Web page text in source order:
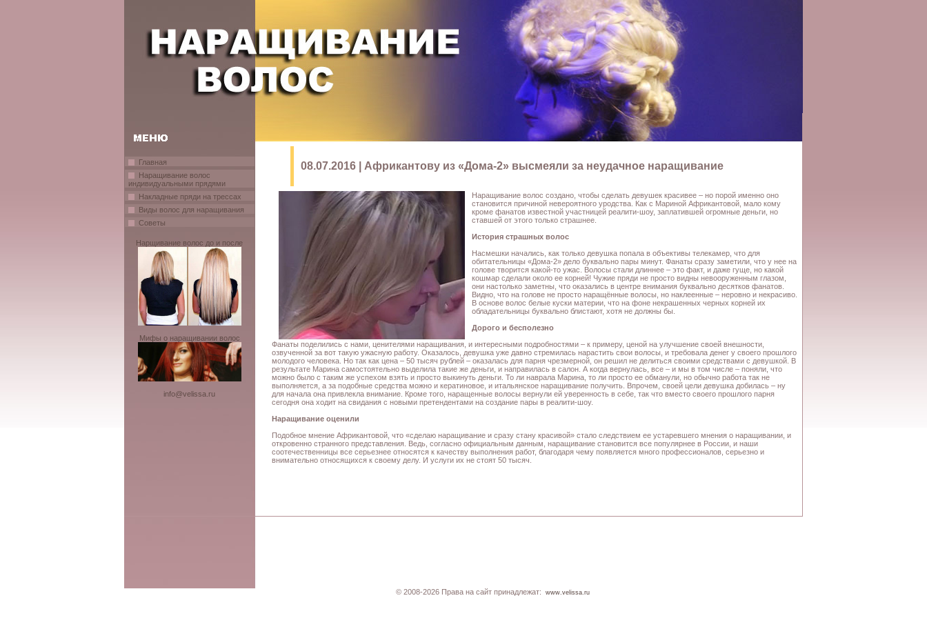
Главная
Наращивание волос
индивидуальными прядями
Накладные пряди на трессах
Виды волос для наращивания
Советы
Нарщивание волос до и после
Мифы о наращивании волос
info@velissa.ru
08.07.2016 | Африкантову из «Дома-2» высмеяли за неудачное наращивание
Наращивание волос создано, чтобы сделать девушек красивее – но порой именно оно
становится причиной невероятного уродства. Как с Мариной Африкантовой, мало кому
кроме фанатов известной участницей реалити-шоу, заплатившей огромные деньги, но
ставшей от этого только страшнее.
История страшных волос
Насмешки начались, как только девушка попала в объективы телекамер, что для
обитательницы «Дома-2» дело буквально пары минут. Фанаты сразу заметили, что у нее на
голове творится какой-то ужас. Волосы стали длиннее – это факт, и даже гуще, но какой
кошмар сделали около ее корней! Чужие пряди не просто видны невооруженным глазом,
они настолько заметны, что оказались в центре внимания буквально десятков фанатов.
Видно, что на голове не просто наращённые волосы, но наклеенные – неровно и некрасиво.
В основе волос белые куски материи, что на фоне некрашенных черных корней их
обладательницы буквально блистают, хотя не должны бы.
Дорого и бесполезно
Фанаты поделились с нами, ценителями наращивания, и интересными подробностями – к примеру, ценой на улучшение своей внешности,
озвученной за вот такую ужасную работу. Оказалось, девушка уже давно стремилась нарастить свои волосы, и требовала денег у своего прошлого
молодого человека. Но так как цена – 50 тысяч рублей – оказалась для парня чрезмерной, он решил не делиться своими средствами с девушкой. В
результате Марина самостоятельно выделила такие же деньги, и направилась в салон. А когда вернулась, все – и мы в том числе – поняли, что
можно было с таким же успехом взять и просто выкинуть деньги. То ли наврала Марина, то ли просто ее обманули, но обычно работа так не
выполняется, а за подобные средства можно и кератиновое, и итальянское наращивание получить. Впрочем, своей цели девушка добилась – ну
для начала она привлекла внимание. Кроме того, наращенные волосы вернули ей уверенность в себе, так что вместо своего прошлого парня
сегодня она ходит на свидания с новыми претендентами на создание пары в реалити-шоу.
Наращивание оценили
Подобное мнение Африкантовой, что «сделаю наращивание и сразу стану красивой» стало следствием ее устаревшего мнения о наращивании, и
откровенно странного представления. Ведь, согласно официальным данным, наращивание становится все популярнее в России, и наши
соотечественницы все серьезнее относятся к качеству выполнения работ, благодаря чему появляется много профессионалов, серьезно и
внимательно относящихся к своему делу. И услуги их не стоят 50 тысяч.
© 2008-2026 Права на сайт принадлежат: www.velissa.ru